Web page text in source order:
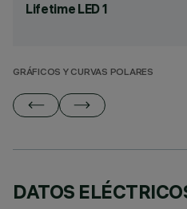
Lifetime LED 1
GRÁFICOS Y CURVAS POLARES
DATOS